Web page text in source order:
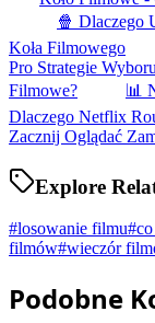
🍿 Dlaczego
Koła Filmowego
Pro Strategie
Filmowe?
📊
Dlaczego Netflix
Zacznij Oglądać
Explore
#losowanie filmu#
filmów#wieczór
Podobne